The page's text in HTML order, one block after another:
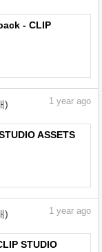
- CLIP
) 1 year ago
ASSETS
) 1 year ago
STUDIO